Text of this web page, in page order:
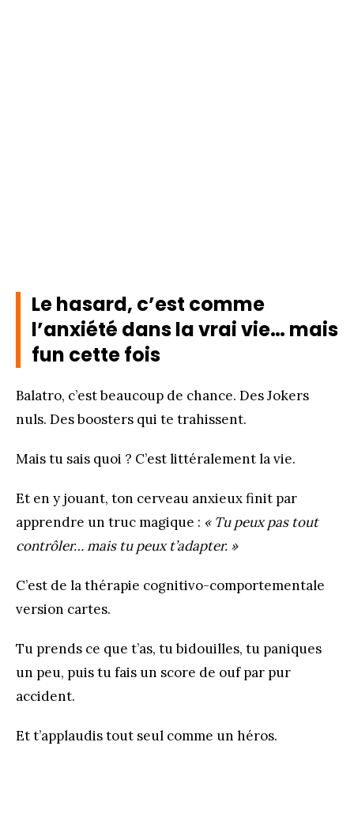
Le hasard, c’est comme
l’anxiété dans la vrai vie… mais
fun cette fois
Balatro, c’est beaucoup de chance. Des Jokers
nuls. Des boosters qui te trahissent.
Mais tu sais quoi ? C’est littéralement la vie.
Et en y jouant, ton cerveau anxieux finit par
apprendre un truc magique : « Tu peux pas tout
contrôler… mais tu peux t’adapter. »
C’est de la thérapie cognitivo-comportementale
version cartes.
Tu prends ce que t’as, tu bidouilles, tu paniques
un peu, puis tu fais un score de ouf par pur
accident.
Et t’applaudis tout seul comme un héros.